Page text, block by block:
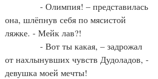
- Олимпия! – представилась
она, шлёпнув себя по мясистой
ляжке. - Мейк лав?!
- Вот ты какая, – задрожал
от нахлынувших чувств Дудоладов, -
девушка моей мечты!